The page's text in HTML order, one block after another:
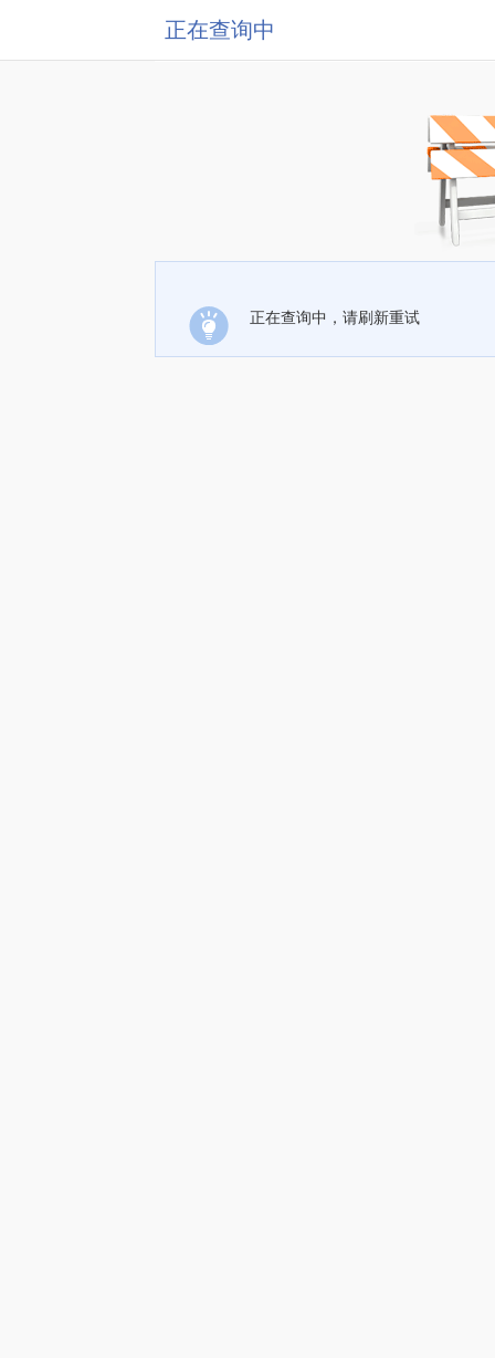
正在查询中
正在查询中，请刷新重试